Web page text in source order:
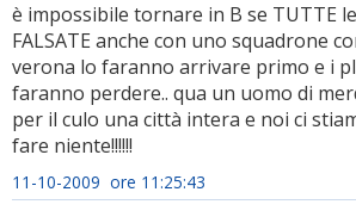
è impossibile tornare in B se TUTTE
FALSATE anche con uno squadrone
verona lo faranno arrivare primo e i
faranno perdere.. qua un uomo di
per il culo una città intera e noi ci
fare niente!!!!!!
11-10-2009 ore 11:25:43